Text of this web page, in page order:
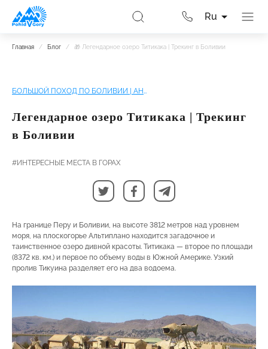
Ru
Главная / Блог / 🎁 Легендарное озеро Титикака | Трекинг в Боливии
БОЛЬШОЙ ПОХОД ПО БОЛИВИИ | АНДЫ, ТИТИКАКА И СОЛОНЧАК УЮНИ
Легендарное озеро Титикака | Трекинг
в Боливии
#ИНТЕРЕСНЫЕ МЕСТА В ГОРАХ
На границе Перу и Боливии, на высоте 3812 метров над уровнем
моря, на плоскогорье Альтиплано находится загадочное и
таинственное озеро дивной красоты. Титикака — второе по площади
(8372 кв. км.) и первое по объему воды в Южной Америке. Узкий
пролив Тикуина разделяет его на два водоема.